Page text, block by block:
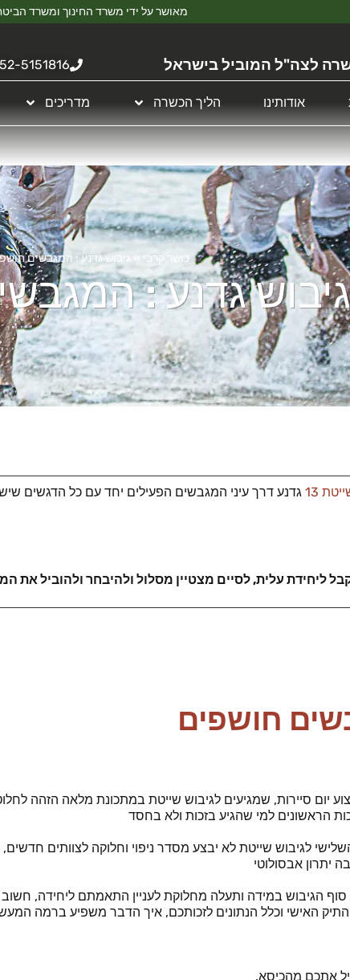
מאושר על ידי משרד החינוך ומשרד
לצה"ל המוביל בישראל 5151816
אודותינו הליך הכשרה מדריכים
כושר קרבי » גיבוש גדנע : המגבשים
גיבוש גדנע :
13
גדנע דרך עיני המגבשים הפעילים יחד עם כל הדגשים
ליחידת עלית, לסיים מצטיין מסלול ולהיבחר ולהוביל את
חושפים
יום סיירות, שמגיעים לגיבוש שייטת במתכונת מלאה הזהה
הראשונים למי שהגיע בזכות ולא בחסד
לגיבוש שייטת לא יבצע מסדר ניפוי וחלוקה לצוותים
יתרון אבסולוטי
סוף הגיבוש במידה ותעלה מחלוקת לעניין התאמתם ליחידה, חשוב
האישי וכלל הנתונים לזכותכם, איך הדבר משפיע ברמה
אתכם מהכיסא.